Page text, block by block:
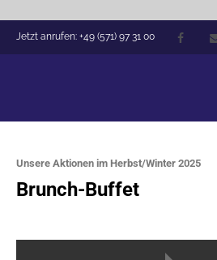
Jetzt anrufen: +49 (571) 97 31 00
Unsere Aktionen im Herbst/Winter 2025
Brunch-Buffet